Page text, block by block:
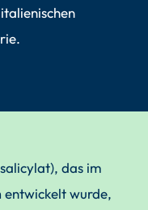
das im
entwickelt wurde,